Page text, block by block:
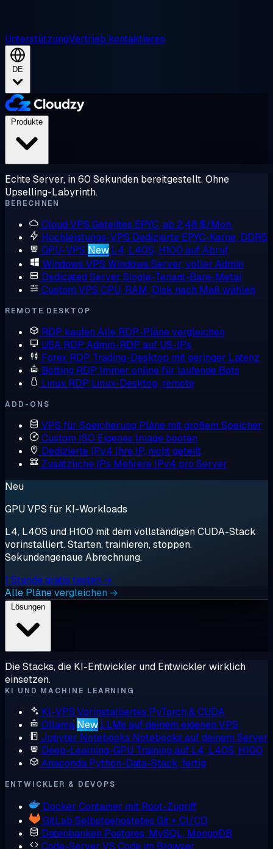
UnterstützungVertrieb kontaktieren
DE
Echte Server, in 60 Sekunden bereitgestellt. Ohne
Upselling-Labyrinth.
BERECHNEN
Cloud VPS Geteiltes EPYC, ab 2,48 $/Mon.
Hochleistungs-VPS Dedizierte EPYC-Kerne, DDR5
GPU-VPS New L4, L40S, H100 auf Abruf
Windows VPS Windows Server, voller Admin
Dedicated Server Single-Tenant-Bare-Metal
Custom VPS CPU, RAM, Disk nach Maß wählen
REMOTE DESKTOP
RDP kaufen Alle RDP-Pläne vergleichen
USA RDP Admin-RDP auf US-IPs
Forex RDP Trading-Desktop mit geringer Latenz
Botting RDP Immer online für laufende Bots
Linux RDP Linux-Desktop, remote
ADD-ONS
VPS für Speicherung Pläne mit großem Speicher
Custom ISO Eigenes Image booten
Dedizierte IPv4 Ihre IP, nicht geteilt
Zusätzliche IPs Mehrere IPv4 pro Server
Neu
GPU VPS für KI-Workloads
L4, L40S und H100 mit dem vollständigen CUDA-Stack
vorinstalliert. Starten, trainieren, stoppen.
Sekundengenaue Abrechnung.
1 Stunde gratis testen →
Alle Pläne vergleichen →
Die Stacks, die KI-Entwickler und Entwickler wirklich
einsetzen.
KI UND MACHINE LEARNING
KI-VPS Vorinstalliertes PyTorch & CUDA
Ollama New LLMs auf deinem eigenen VPS
Jupyter Notebooks Notebooks auf deinem Server
Deep-Learning-GPU Training auf L4, L40S, H100
Anaconda Python-Data-Stack, fertig
ENTWICKLER & DEVOPS
Docker Container mit Root-Zugriff
GitLab Selbstgehostetes Git + CI/CD
Datenbanken Postgres, MySQL, MongoDB
Code-Server VS Code im Browser